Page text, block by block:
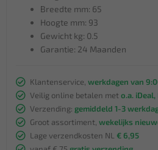
Breedte mm: 65
Hoogte mm: 93
Gewicht kg: 0.5
Garantie: 24 Maanden
Klantenservice, werkdagen van
Veilig online betalen met o.a.
Verzending: gemiddeld 1-3
Groot assortiment, wekelijks
Lage verzendkosten NL € 6,95